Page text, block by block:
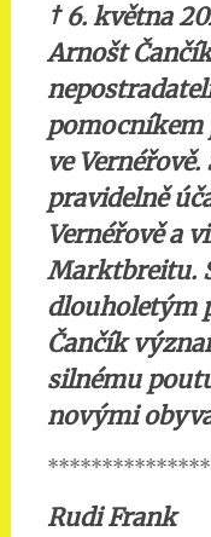
† 6. května
Arnošt
pomocníkem
ve
pravidelně
Vernéřově a
Marktbreitu.
dlouholetým
Čančík
silnému
novými
Rudi Frank